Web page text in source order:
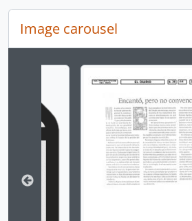
Image carousel
Changing the current slide